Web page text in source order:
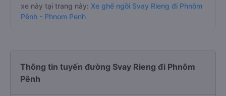
xe này tại trang này: Xe ghế ngồi Svay Rieng đi Phnôm
Pênh - Phnom Penh
Thông tin tuyến đường Svay Rieng đi Phnôm
Pênh